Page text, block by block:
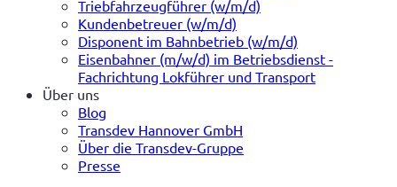
Triebfahrzeugführer (w/m/d)
Kundenbetreuer (w/m/d)
Disponent im Bahnbetrieb (w/m/d)
Eisenbahner (m/w/d) im Betriebsdienst -
Fachrichtung Lokführer und Transport
Über uns
Blog
Transdev Hannover GmbH
Über die Transdev-Gruppe
Presse